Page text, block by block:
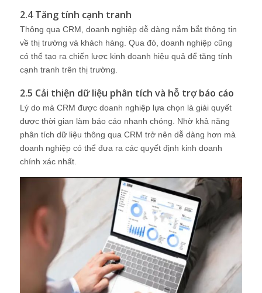
2.4 Tăng tính cạnh tranh
Thông qua CRM, doanh nghiệp dễ dàng nắm bắt thông tin
về thị trường và khách hàng. Qua đó, doanh nghiệp cũng
có thể tạo ra chiến lược kinh doanh hiệu quả để tăng tính
cạnh tranh trên thị trường.
2.5 Cải thiện dữ liệu phân tích và hỗ trợ báo cáo
Lý do mà CRM được doanh nghiệp lựa chọn là giải quyết
được thời gian làm báo cáo nhanh chóng. Nhờ khả năng
phân tích dữ liệu thông qua CRM trở nên dễ dàng hơn mà
doanh nghiệp có thể đưa ra các quyết định kinh doanh
chính xác nhất.